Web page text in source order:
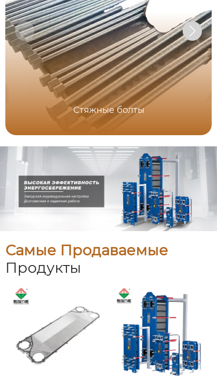
Стяжные болты
Самые Продаваемые
Продукты